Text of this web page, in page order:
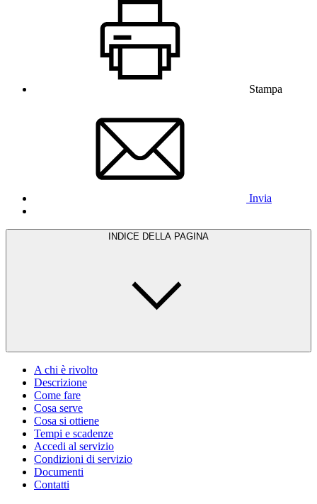
Stampa
Invia
INDICE DELLA PAGINA
A chi è rivolto
Descrizione
Come fare
Cosa serve
Cosa si ottiene
Tempi e scadenze
Accedi al servizio
Condizioni di servizio
Documenti
Contatti